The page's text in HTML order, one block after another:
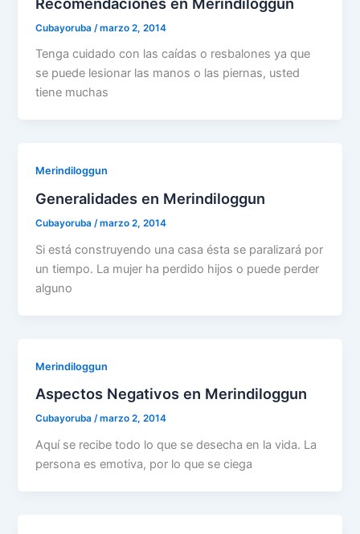
Cubayoruba /marzo 2, 2014
Tenga cuidado con las caídas o resbalones ya que
se puede lesionar las manos o las piernas, usted
tiene muchas
Merindiloggun
Generalidades en Merindiloggun
Cubayoruba/marzo 2, 2014
Si está construyendo una casa ésta se paralizará por
un tiempo. La mujer ha perdido hijos o puede perder
alguno
Merindiloggun
Aspectos Negativos en Merindiloggun
Cubayoruba/marzo 2, 2014
Aquí se recibe todo lo que se desecha en la vida. La
persona es emotiva, por lo que se ciega